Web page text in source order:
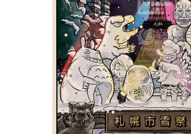
Le Yuki
Sapporo 札幌
Shiki 四
Paysages